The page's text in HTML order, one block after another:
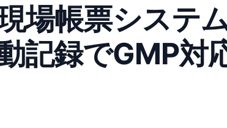
場帳票システ
記録でGMP対